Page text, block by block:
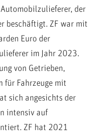
der
beschäftigt. ZF war mit
Euro der
im Jahr 2023.
von Getrieben,
für Fahrzeuge mit
sich angesichts der
intensiv auf
ZF hat 2021